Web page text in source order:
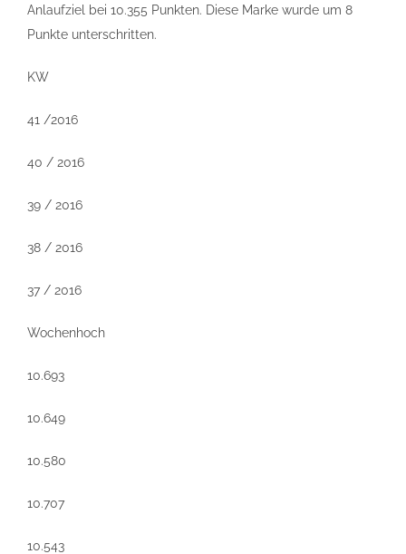
Anlaufziel bei 10.355 Punkten. Diese Marke wurde um 8
Punkte unterschritten.
KW
41 /2016
40 / 2016
39 / 2016
38 / 2016
37 / 2016
Wochenhoch
10.693
10.649
10.580
10.707
10.543